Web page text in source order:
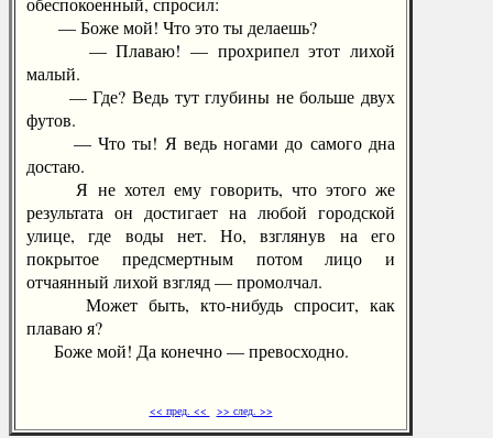
— Боже мой! Что это ты делаешь?
— Плаваю! — прохрипел этот лихой
малый.
— Где? Ведь тут глубины не больше двух
футов.
— Что ты! Я ведь ногами до самого дна
достаю.
Я не хотел ему говорить, что этого же
результата он достигает на любой городской
улице, где воды нет. Но, взглянув на его
покрытое предсмертным потом лицо и
отчаянный лихой взгляд — промолчал.
Может быть, кто-нибудь спросит, как
плаваю я?
Боже мой! Да конечно — превосходно.
<< пред. << >> след. >>